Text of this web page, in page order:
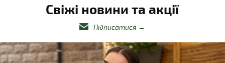
Свіжі новини та акції
Підписатися →